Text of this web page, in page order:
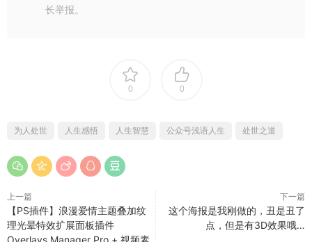
长举报。
0 0
为人处世 人生感悟 人生智慧 公众号浅语人生 处世之道
上一篇
【PS插件】浪漫爱情主题叠加纹
理光晕特效扩展面板插件
Overlays Manager Pro + 视频素
下一篇
这个海报是我刚做的，​丑是丑了
点，但是有3D效果哦…